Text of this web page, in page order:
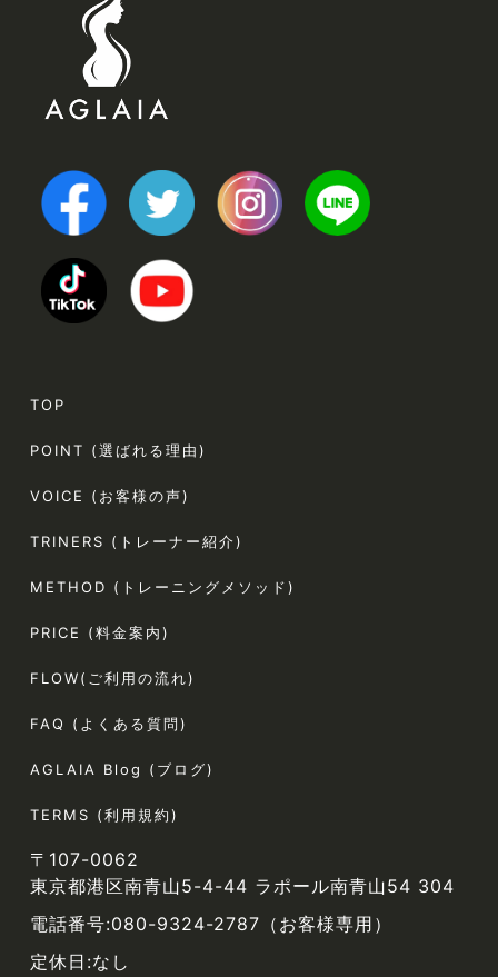
TOP
POINT (選ばれる理由)
VOICE (お客様の声)
TRINERS (トレーナー紹介)
METHOD (トレーニングメソッド)
PRICE (料金案内)
FLOW(ご利用の流れ)
FAQ (よくある質問)
AGLAIA Blog (ブログ)
TERMS (利用規約)
〒107-0062
東京都港区南青山5-4-44 ラポール南青山54 304
電話番号:080-9324-2787（お客様専用）
定休日:なし